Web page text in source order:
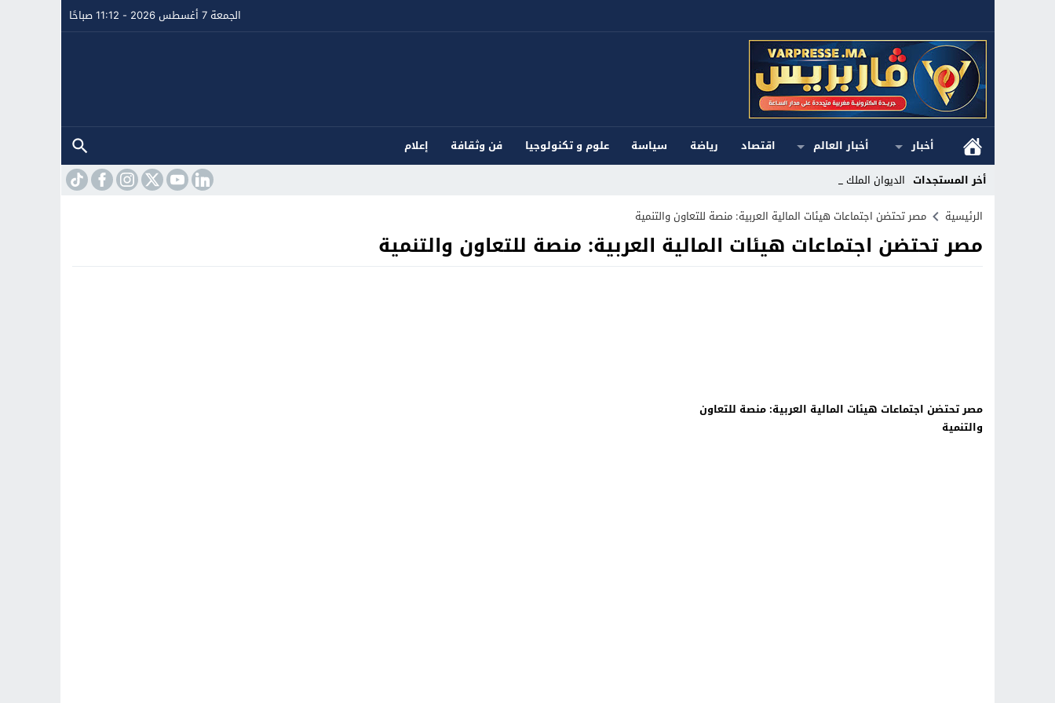
الجمعة 7 أغسطس 2026 - 11:12 صباحًا
أخبار أخبار العالم اقتصاد رياضة سياسة علوم و تكنولوجيا فن وثقافة
إعلام
أخر المستجدات الديوان الملكي ا_
Stop
Previous
الرئيسية مصر تحتضن اجتماعات هيئات المالية العربية: منصة للتعاون والتنمية
مصر تحتضن اجتماعات هيئات المالية العربية: منصة للتعاون والتنمية
مصر تحتضن اجتماعات هيئات المالية العربية: منصة للتعاون
والتنمية